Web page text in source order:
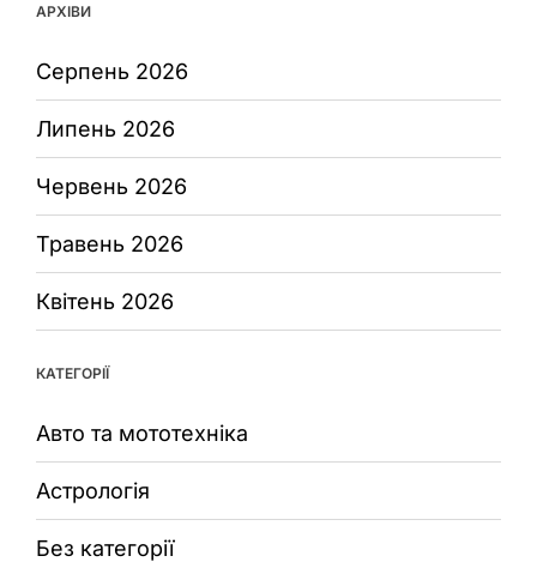
АРХІВИ
Серпень 2026
Липень 2026
Червень 2026
Травень 2026
Квітень 2026
КАТЕГОРІЇ
Авто та мототехніка
Астрологія
Без категорії